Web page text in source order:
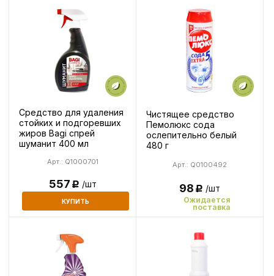
Средство для удаления
стойких и подгоревших
жиров Bagi спрей
шуманит 400 мл
Арт.: Q1000701
557Р /шт
КУПИТЬ
Чистящее средство
Пемолюкс сода
ослепительно белый
480 г
Арт.: Q0100492
98Р /шт
Ожидается
поставка